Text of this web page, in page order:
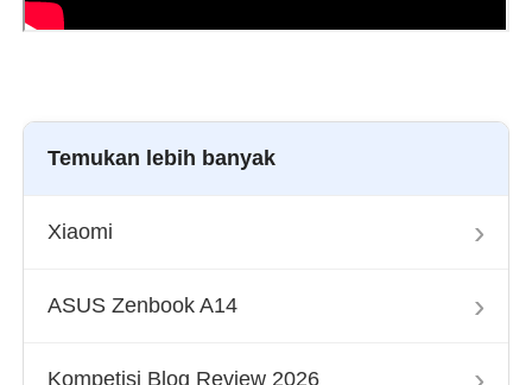
Temukan lebih banyak
Xiaomi ›
ASUS Zenbook A14 ›
Kompetisi Blog Review 2026